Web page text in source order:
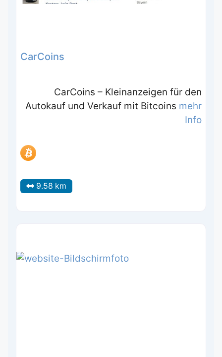
CarCoins
CarCoins – Kleinanzeigen für den
Autokauf und Verkauf mit Bitcoins mehr
Info
9.58 km